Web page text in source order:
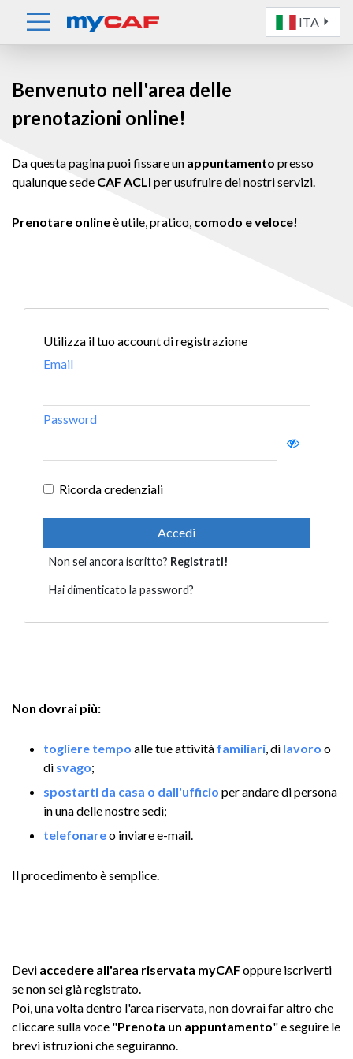
ITA
Benvenuto nell'area delle
prenotazioni online!
Da questa pagina puoi fissare un appuntamento presso
qualunque sede CAF ACLI per usufruire dei nostri servizi.
Prenotare onlineè utile, pratico, comodo e veloce!
Utilizza il tuo account di registrazione
Email
Password
Ricorda credenziali
Accedi
Non sei ancora iscritto? Registrati!
Hai dimenticato la password?
Non dovrai più:
togliere tempo alle tue attività familiari , di lavoro o
di svago;
spostarti da casa o dall'ufficio per andare di persona
in una delle nostre sedi;
telefonareo inviare e-mail.
Il procedimento è semplice.
Devi accedere all'area riservata myCAFoppure iscriverti
se non sei già registrato.
Poi, una volta dentro l'area riservata, non dovrai far altro che
cliccare sulla voce "Prenota un appuntamento" e seguire le
brevi istruzioni che seguiranno.